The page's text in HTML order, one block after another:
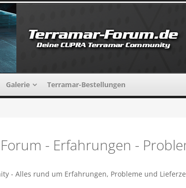
Galerie Terramar-Bestellungen
- Erfahrungen -
- Alles rund um Erfahrungen, Probleme und